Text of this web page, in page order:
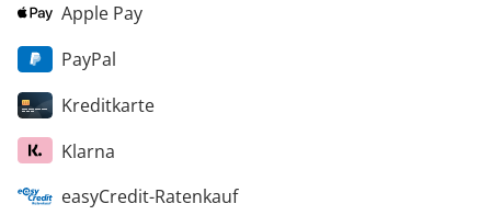
Apple Pay
PayPal
Kreditkarte
Klarna
easyCredit-Ratenkauf